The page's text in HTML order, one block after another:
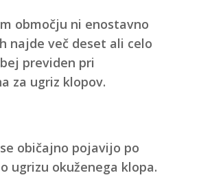
območju ni enostavno
najde več deset ali celo
previden pri
za ugriz klopov.
običajno pojavijo po
ugrizu okuženega klopa.